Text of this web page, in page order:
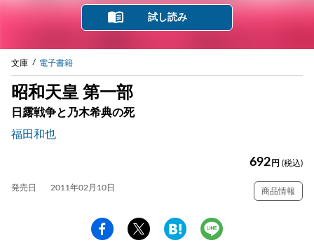
試し読み
文庫 電子書籍
昭和天皇 第一部
日露戦争と乃木希典の死
福田和也
692 円 (税込)
発売日 2011年02月10日 商品情報